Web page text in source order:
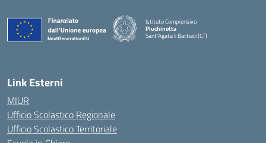
Istituto Comprensivo
Pluchinotta
Sant'Agata li Battiati (CT)
— Visita la pagina iniziale della scuola
Link Esterni
MIUR
Ufficio Scolastico Regionale
Ufficio Scolastico Territoriale